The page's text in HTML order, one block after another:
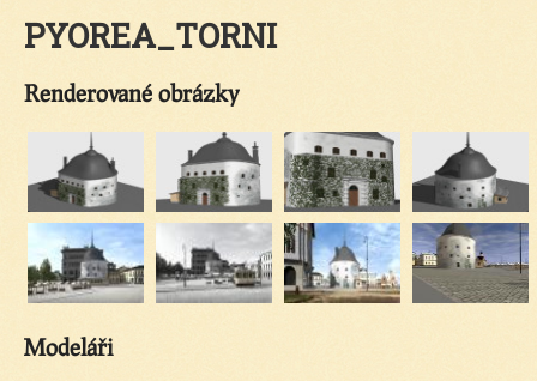
PYOREA_TORNI
Renderované obrázky
Modeláři